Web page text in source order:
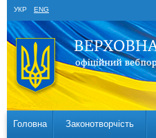
УКР ENG
Головна Законотворчість